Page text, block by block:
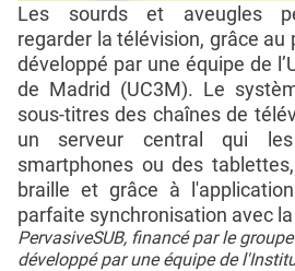
Les sourds et aveugles
regarder la télévision, grâce au
développé par une équipe de
de Madrid (UC3M). Le
sous-titres des chaînes de
un serveur central qui
smartphones ou des
braille et grâce à
parfaite synchronisation avec
PervasiveSUB, financé par le
développé par une équipe de